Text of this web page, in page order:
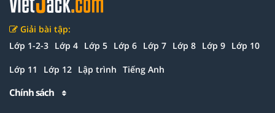
Giải bài tập:
Lớp 1-2-3 Lớp 4 Lớp 5 Lớp 6 Lớp 7 Lớp 8 Lớp 9 Lớp 10
Lớp 11 Lớp 12 Lập trình Tiếng Anh
Chính sách